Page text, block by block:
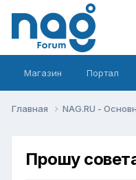
Магазин Портал
Главная NAG.RU -
Прошу